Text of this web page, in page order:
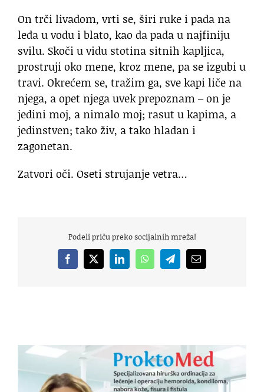
On trči livadom, vrti se, širi ruke i pada na
leđa u vodu i blato, kao da pada u najfiniju
svilu. Skoči u vidu stotina sitnih kapljica,
prostruji oko mene, kroz mene, pa se izgubi u
travi. Okrećem se, tražim ga, sve kapi liče na
njega, a opet njega uvek prepoznam ‒ on je
jedini moj, a nimalo moj; rasut u kapima, a
jedinstven; tako živ, a tako hladan i
zagonetan.
Zatvori oči. Oseti strujanje vetra…
Podeli priču preko socijalnih mreža!
Facebook
X LinkedInWhatsAppTelegramEmail